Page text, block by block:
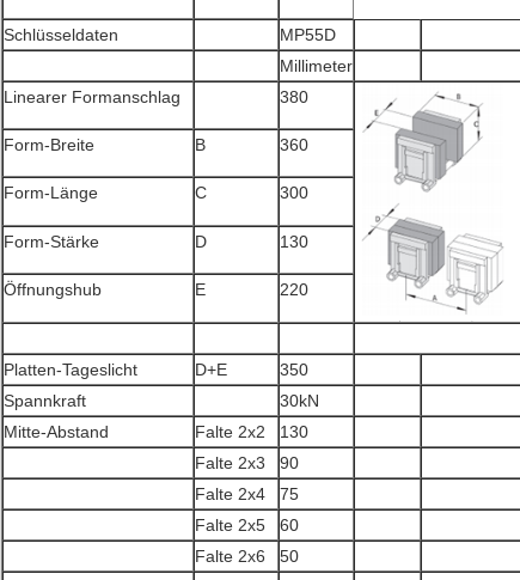
Schlüsseldaten
MP55D
Millimeter
Linearer Formanschlag
380
Form-Breite B 360
Form-Länge C 300
Form-Stärke D 130
Öffnungshub E 220
Platten-Tageslicht D+E
350
Spannkraft
30kN
Mitte-Abstand
Falte 2x2
130
Falte 2x3
90
Falte 2x4
75
Falte 2x5
60
Falte 2x6
50